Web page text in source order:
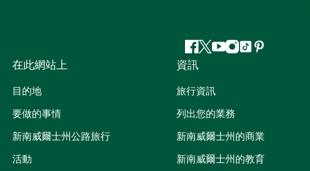
Facebook
嘰
喳
喳
Youtube
Instagram
抖 Pinterest
在此網站上
目的地
要做的事情
新南威爾士州公路旅行
活動
資訊
旅行資訊
列出您的業務
新南威爾士州的商業
新南威爾士州的教育